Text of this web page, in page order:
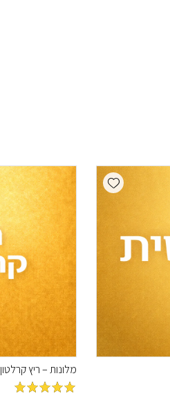
Add wishlist
מלונות – ריץ קרלטון 100 מ”ל